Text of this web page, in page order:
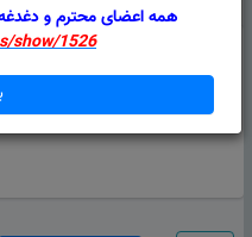
استان
همه اعضای محترم و
show/1526